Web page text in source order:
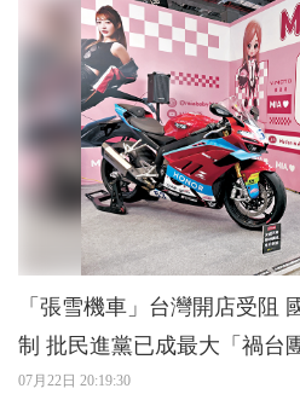
「張雪機車」台灣開店受阻 國台辦促台當局解除限
制 批民進黨已成最大「禍台團體」 賴清德成「台灣
之害」
07月22日 20:19:30